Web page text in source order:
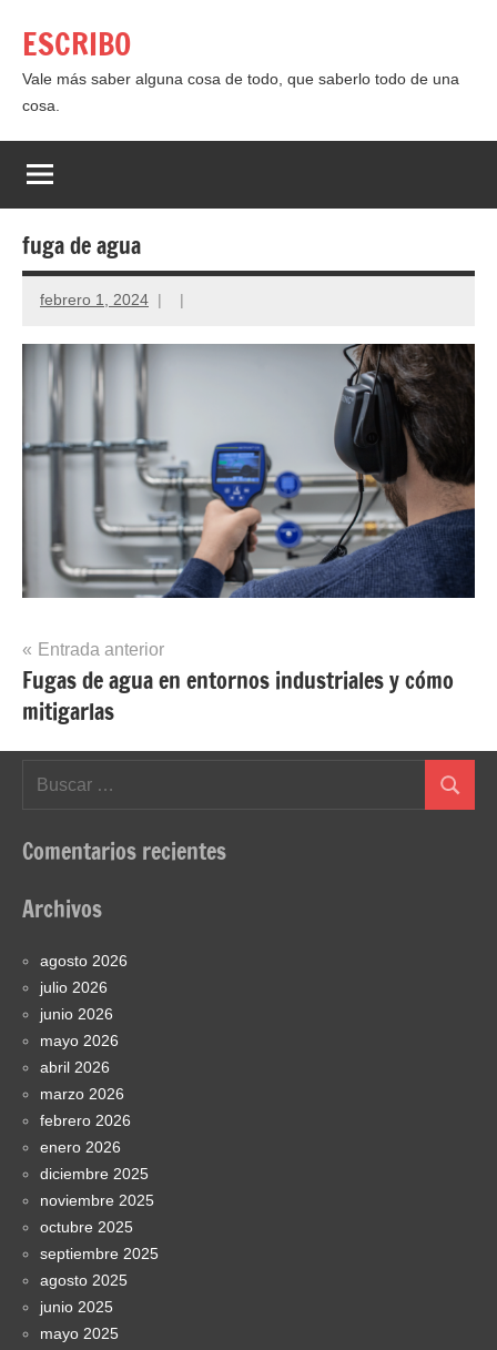
contenido
ESCRIBO
Vale más saber alguna cosa de todo, que saberlo todo de una
cosa.
fuga de agua
febrero 1, 2024
Navegación
de
entradas
Entrada anterior
Fugas de agua en entornos industriales y cómo
mitigarlas
Buscar
Comentarios recientes
Archivos
agosto 2026
julio 2026
junio 2026
mayo 2026
abril 2026
marzo 2026
febrero 2026
enero 2026
diciembre 2025
noviembre 2025
octubre 2025
septiembre 2025
agosto 2025
junio 2025
mayo 2025